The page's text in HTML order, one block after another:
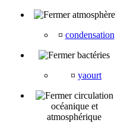
atmosphère
¤ condensation
bactéries
¤ yaourt
circulation
océanique et
atmosphérique